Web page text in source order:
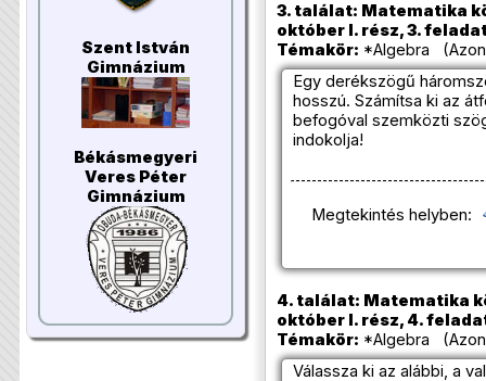
Szent István
Gimnázium
Békásmegyeri
Veres Péter
Gimnázium
3. találat: Matematika
október I. rész, 3.
Témakör: *Algebra
Egy derékszögű
hosszú. Számítsa ki az
befogóval szemközti
indokolja!
Megtekintés helyben:
4. találat: Matematika
október I. rész, 4.
Témakör: *Algebra
Válassza ki az alábbi, a